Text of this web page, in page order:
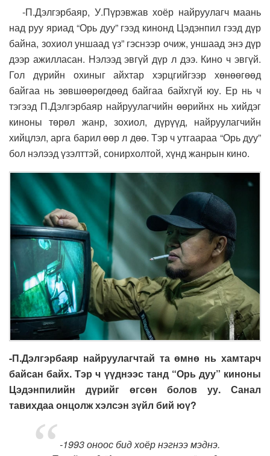
-П.Дэлгэрбаяр, У.Пүрэвжав хоёр найруулагч маань
над руу яриад “Орь дуу” гээд кинонд Цэдэнпил гээд дүр
байна, зохиол уншаад үз” гэснээр очиж, уншаад энэ дүр
дээр ажилласан. Нэлээд эвгүй дүр л дээ. Кино ч эвгүй.
Гол дүрийн охиныг айхтар хэрцгийгээр хөнөөгөөд
байгаа нь зөвшөөрөгдөөд байгаа байхгүй юу. Ер нь ч
тэгээд П.Дэлгэрбаяр найруулагчийн өөрийнх нь хийдэг
киноны төрөл жанр, зохиол, дүрүүд, найруулагчийн
хийцлэл, арга барил өөр л дөө. Тэр ч утгаараа “Орь дуу”
бол нэлээд үзэлттэй, сонирхолтой, хүнд жанрын кино.
-П.Дэлгэрбаяр найруулагчтай та өмнө нь хамтарч
байсан байх.Тэр ч үүднээс танд “Орь дуу” киноны
Цэдэнпилийн дүрийг өгсөн болов уу. Санал
тавихдаа онцолж хэлсэн зүйл бий юү?
-1993 оноос бид хоёр нэгнээ мэднэ.